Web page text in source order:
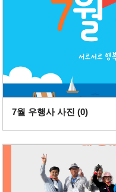
7월 우행사 사진 (0)